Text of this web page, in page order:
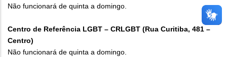
Não funcionará de quinta a domingo.
Centro de Referência LGBT – CRLGBT (Rua Curitiba, 481 –
Centro)
Não funcionará de quinta a domingo.